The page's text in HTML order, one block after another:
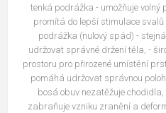
tenká podrážka - umožňuje volný
promítá do lepší stimulace svalů
podrážka (nulový spád) -
udržovat správné držení těla, -
prostoru pro přirozené umístění
pomáhá udržovat správnou
bosá obuv nezatěžuje
zabraňuje vzniku zranění a